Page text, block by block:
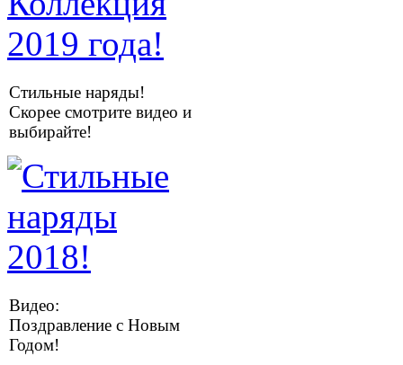
Стильные наряды!
Скорее смотрите видео и
выбирайте!
Видео:
Поздравление с Новым
Годом!